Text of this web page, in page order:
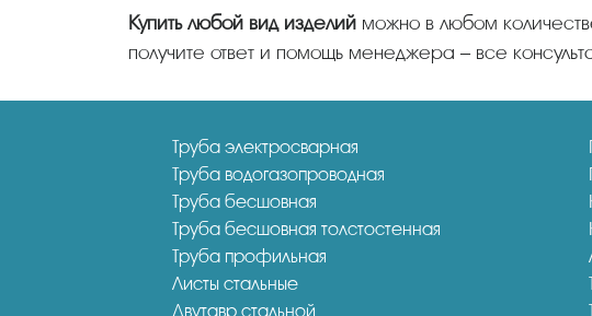
Купить любой вид изделий можно в любом
получите ответ и помощь менеджера – все
Труба электросварная
Труба водогазопроводная
Труба бесшовная
Труба бесшовная толстостенная
Труба профильная
Листы стальные
Двутавр стальной